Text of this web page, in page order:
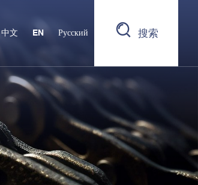
搜索
中文 EN Русский